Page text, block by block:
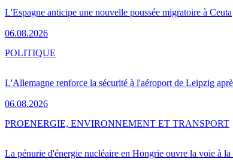
L'Espagne anticipe une nouvelle poussée migratoire à Ceuta
06.08.2026
L'Allemagne renforce la sécurité à l'aéroport de Leipzig
06.08.2026
POLITIQUE
La pénurie d'énergie nucléaire en Hongrie ouvre la voie à
PROENERGIE, ENVIRONNEMENT ET TRANSPORT